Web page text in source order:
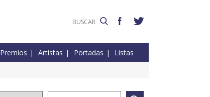
Premios Artistas Portadas Listas